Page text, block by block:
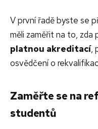
V první řadě byste se
měli zaměřit na to, zda
platnou akreditací,
osvědčení o
Zaměřte se na
studentů